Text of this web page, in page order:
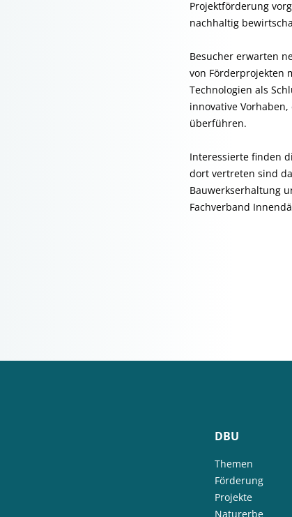
Projektförderung
nachhaltig
Besucher erwarten
von Förderprojekten
Technologien als
innovative
überführen.
Interessierte finden
dort vertreten sind
Bauwerkserhaltung
Fachverband
DBU
Themen
Förderung
Projekte
Naturerbe